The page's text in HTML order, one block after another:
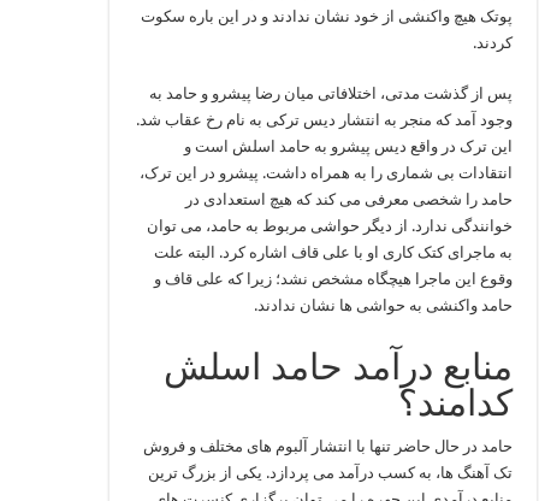
پوتک هیچ واکنشی از خود نشان ندادند و در این باره سکوت
کردند.
پس از گذشت مدتی، اختلافاتی میان رضا پیشرو و حامد به
وجود آمد که منجر به انتشار دیس ترکی به نام رخ عقاب شد.
این ترک در واقع دیس پیشرو به حامد اسلش است و
انتقادات بی شماری را به همراه داشت. پیشرو در این ترک،
حامد را شخصی معرفی می کند که هیچ استعدادی در
خوانندگی ندارد. از دیگر حواشی مربوط به حامد، می توان
به ماجرای کتک کاری او با علی قاف اشاره کرد. البته علت
وقوع این ماجرا هیچگاه مشخص نشد؛ زیرا که علی قاف و
حامد واکنشی به حواشی ها نشان ندادند.
منابع درآمد حامد اسلش
کدامند؟
حامد در حال حاضر تنها با انتشار آلبوم های مختلف و فروش
تک آهنگ ها، به کسب درآمد می پردازد. یکی از بزرگ ترین